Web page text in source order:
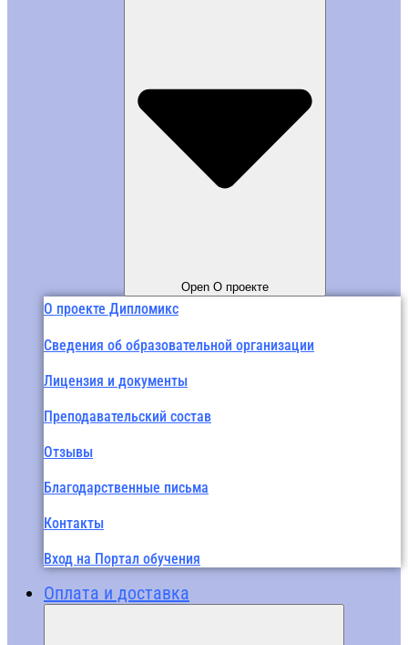
Open О проекте
О проекте Дипломикс
Сведения об образовательной организации
Лицензия и документы
Преподавательский состав
Отзывы
Благодарственные письма
Контакты
Вход на Портал обучения
Оплата и доставка